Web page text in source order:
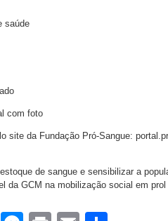
saúde
com foto
site da Fundação Pró-Sangue:
de sangue e sensibilizar a
da GCM na mobilização social em prol